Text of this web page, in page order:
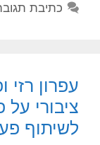
כתיבת
עפרון רזי
ציבורי
לשיתוף